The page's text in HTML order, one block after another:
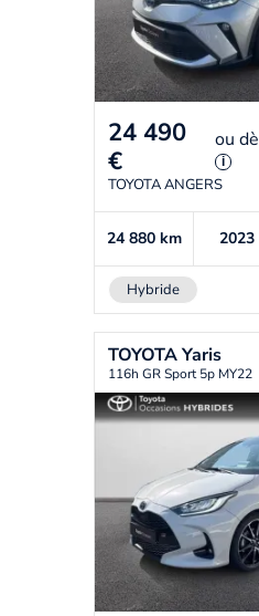
24 490
€
ou
i
TOYOTA ANGERS
24 880 km 2023
Hybride
TOYOTAYaris
116h GR Sport 5p MY22